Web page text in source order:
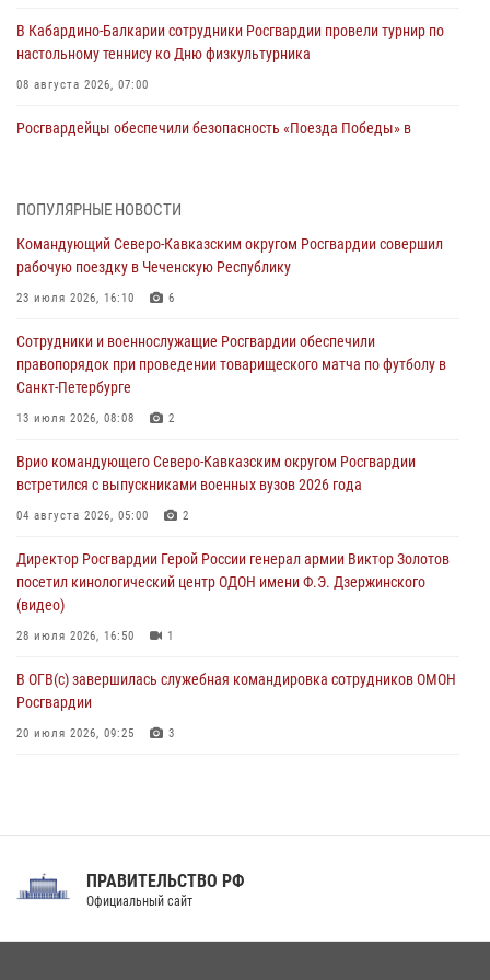
В Кабардино-Балкарии сотрудники Росгвардии провели турнир по
настольному теннису ко Дню физкультурника
08 августа 2026, 07:00
Росгвардейцы обеспечили безопасность «Поезда Победы» в
ограниченными возможностями здоровья (видео)
08 августа 2026, 06:32
тактическом турнире (видео)
08 августа 2026, 06:15
День физкультурника в Уральском округе Росгвардии отметили
08 августа 2026, 06:03 9
В ДНР выполняющие задачи СВО росгвардейцы получают из дома
08 августа 2026, 05:00
ПОПУЛЯРНЫЕ НОВОСТИ
Командующий Северо-Кавказским округом Росгвардии совершил
рабочую поездку в Чеченскую Республику
23 июля 2026, 16:10 6
Сотрудники и военнослужащие Росгвардии обеспечили
правопорядок при проведении товарищеского матча по футболу в
Санкт-Петербурге
13 июля 2026, 08:08 2
Врио командующего Северо-Кавказским округом Росгвардии
встретился с выпускниками военных вузов 2026 года
04 августа 2026, 05:00 2
Директор Росгвардии Герой России генерал армии Виктор Золотов
посетил кинологический центр ОДОН имени Ф.Э. Дзержинского
(видео)
28 июля 2026, 16:50 1
В ОГВ(с) завершилась служебная командировка сотрудников ОМОН
Росгвардии
20 июля 2026, 09:25 3
Праздник «Один день с Росгвардией» к 105-летию Центрального
ПРАВИТЕЛЬСТВО РФ
Официальный сайт